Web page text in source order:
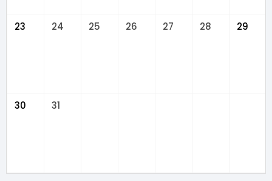
23 24 25 26 27 28 29
30 31